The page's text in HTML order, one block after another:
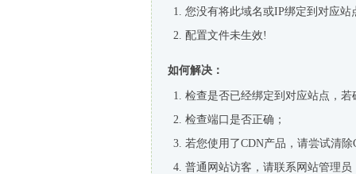
您没有将此域名或IP绑定到对应站
配置文件未生效!
如何解决：
检查是否已经绑定到对应站点，
检查端口是否正确；
若您使用了CDN产品，请尝试清除
普通网站访客，请联系网站管理员